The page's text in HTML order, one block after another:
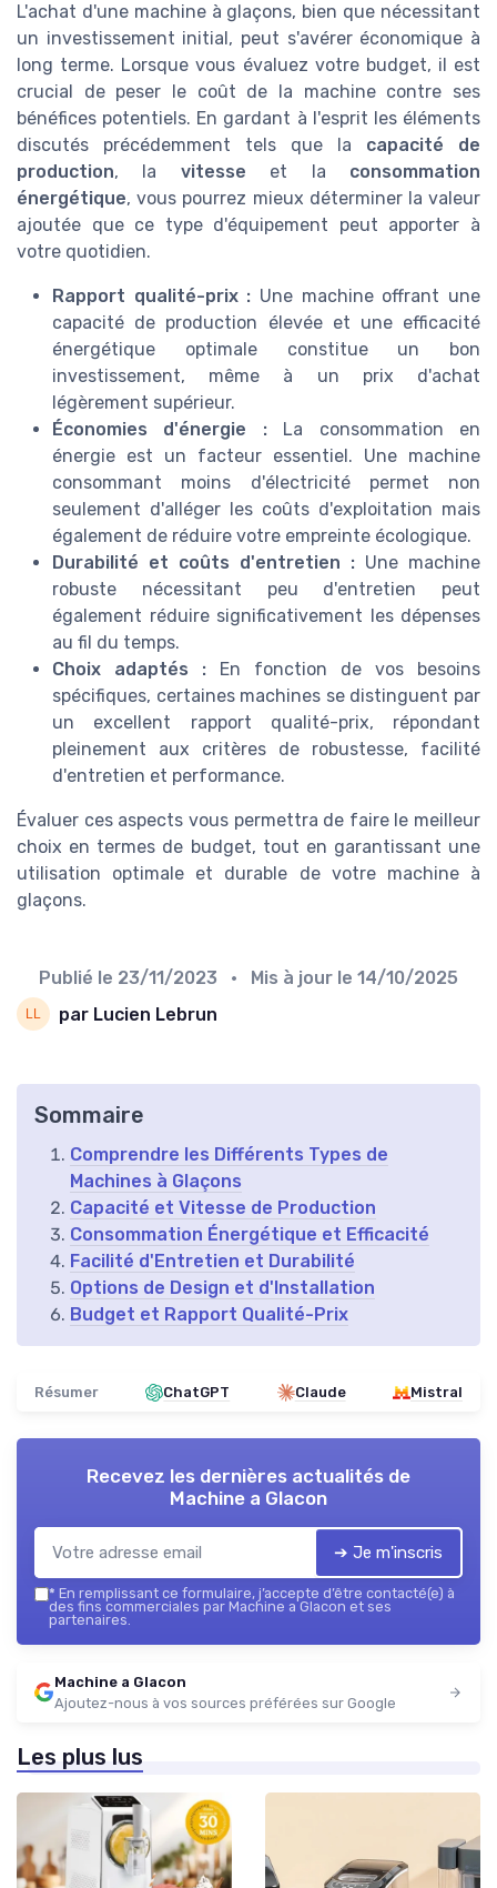
L'achat d'une machine à glaçons, bien que nécessitant
un investissement initial, peut s'avérer économique à
long terme. Lorsque vous évaluez votre budget, il est
crucial de peser le coût de la machine contre ses
bénéfices potentiels. En gardant à l'esprit les éléments
discutés précédemment tels que la capacité de
production, la vitesse et la consommation
énergétique, vous pourrez mieux déterminer la valeur
ajoutée que ce type d'équipement peut apporter à
votre quotidien.
Rapport qualité-prix : Une machine offrant une
capacité de production élevée et une efficacité
énergétique optimale constitue un bon
investissement, même à un prix d'achat
légèrement supérieur.
Économies d'énergie :La consommation en
énergie est un facteur essentiel. Une machine
consommant moins d'électricité permet non
seulement d'alléger les coûts d'exploitation mais
également de réduire votre empreinte écologique.
Durabilité et coûts d'entretien : Une machine
robuste nécessitant peu d'entretien peut
également réduire significativement les dépenses
au fil du temps.
Choix adaptés : En fonction de vos besoins
spécifiques, certaines machines se distinguent par
un excellent rapport qualité-prix, répondant
pleinement aux critères de robustesse, facilité
d'entretien et performance.
Évaluer ces aspects vous permettra de faire le meilleur
choix en termes de budget, tout en garantissant une
utilisation optimale et durable de votre machine à
glaçons.
Publié le 23/11/2023 • Mis à jour le 14/10/2025
par Lucien Lebrun
Sommaire
Comprendre les Différents Types de
Machines à Glaçons
Capacité et Vitesse de Production
Consommation Énergétique et Efficacité
Facilité d'Entretien et Durabilité
Options de Design et d'Installation
Budget et Rapport Qualité-Prix
Résumer ChatGPT Claude Mistral
Recevez les dernières actualités de
Machine a Glacon
➔ Je m'inscris
* En remplissant ce formulaire, j’accepte d’être contacté(e) à
des fins commerciales par Machine a Glacon et ses
partenaires.
Machine a Glacon
Ajoutez-nous à vos sources préférées sur Google
Les plus lus